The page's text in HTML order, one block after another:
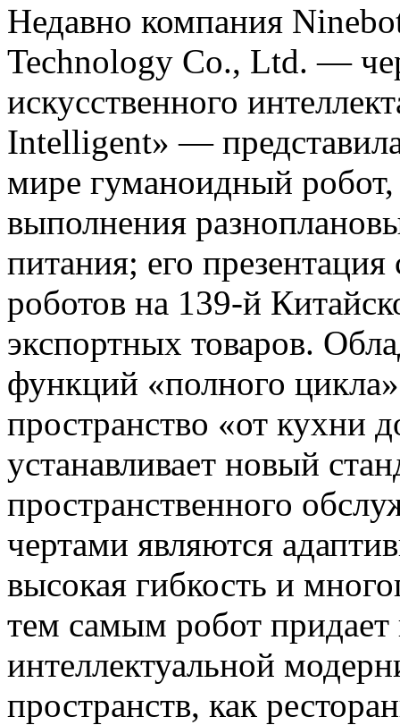
Недавно компания
Technology Co., Ltd. —
искусственного
Intelligent» —
мире гуманоидный
выполнения
питания; его
роботов на 139-й
экспортных товаров.
функций «полного
пространство «от кухни
устанавливает новый
пространственного
чертами являются
высокая гибкость и
тем самым робот
интеллектуальной
пространств, как